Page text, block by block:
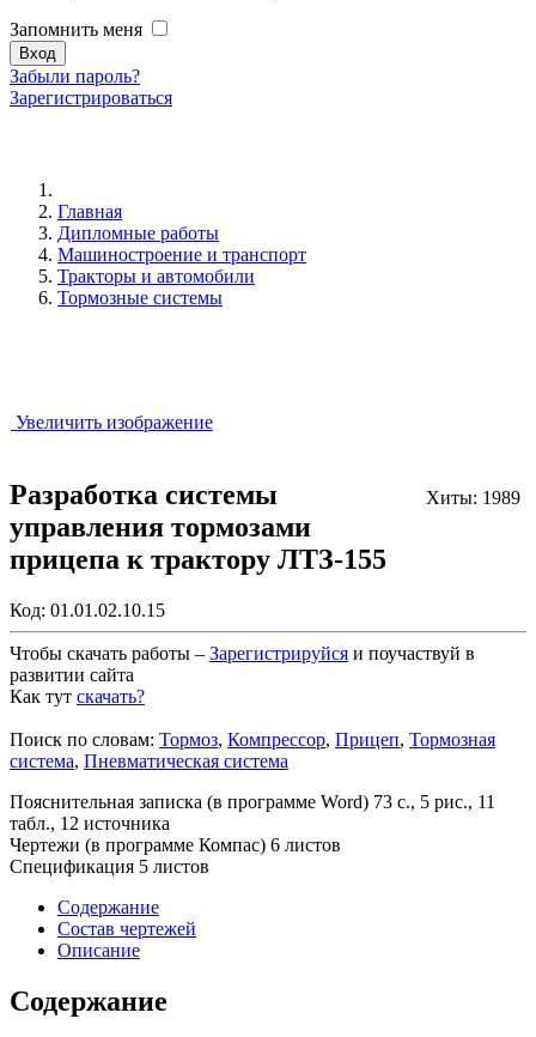
Запомнить меня
Забыли пароль?
Зарегистрироваться
Главная
Дипломные работы
Машиностроение и транспорт
Тракторы и автомобили
Тормозные системы
Увеличить изображение
Хиты: 1989
Разработка системы
управления тормозами
прицепа к трактору ЛТЗ-155
Код: 01.01.02.10.15
Чтобы скачать работы – Зарегистрируйся и поучаствуй в
развитии сайта
Как тут скачать?
Поиск по словам: Тормоз, Компрессор, Прицеп, Тормозная
система, Пневматическая система
Пояснительная записка (в программе Word) 73 с., 5 рис., 11
табл., 12 источника
Чертежи (в программе Компас) 6 листов
Спецификация 5 листов
Содержание
Состав чертежей
Описание
Содержание